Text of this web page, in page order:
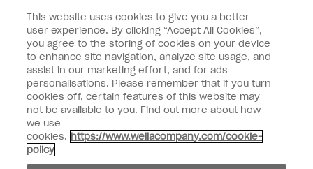
Informations clients
Connectez-Vous
facebookinstagramyoutube
Ne pas partager ou vendre des informations personnelles
This website uses cookies to give you a better
user experience. By clicking “Accept All Cookies”,
you agree to the storing of cookies on your device
to enhance site navigation, analyze site usage, and
assist in our marketing effort, and for ads
personalisations. Please remember that if you turn
cookies off, certain features of this website may
not be available to you. Find out more about how
we use
cookies. https://www.wellacompany.com/cookie-
policy